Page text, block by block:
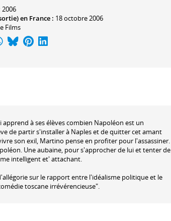
2006
en France : 18 octobre 2006
Films
à ses élèves combien Napoléon est un
de partir s'installer à Naples et de quitter cet amant
son exil, Martino pense en profiter pour l'assassiner.
Une aubaine, pour s'approcher de lui et tenter de
intelligent et' attachant.
sur le rapport entre l'idéalisme politique et le
toscane irrévérencieuse".